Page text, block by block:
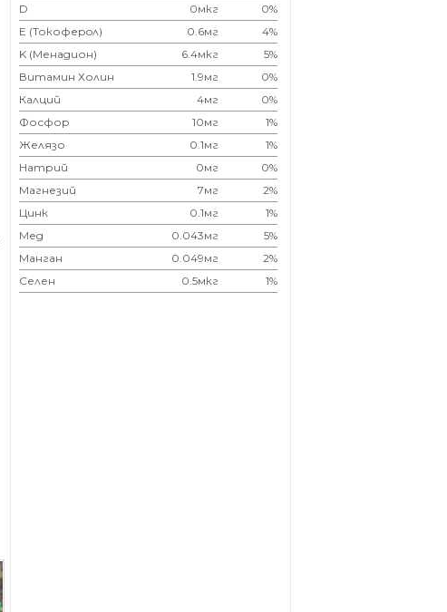
D
0мкг
0%
E (Токоферoл)
0.6мг
4%
K (Менадион)
6.4мкг
5%
Витамин Холин
1.9мг
0%
Калций
4мг
0%
Фосфор
10мг
1%
Желязо
0.1мг
1%
Натрий
0мг
0%
Магнезий
7мг
2%
Цинк
0.1мг
1%
Мед
0.043мг
5%
Манган
0.049мг
2%
Селен
0.5мкг 1%